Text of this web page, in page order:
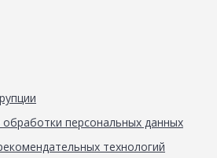
персональных данных
технологий